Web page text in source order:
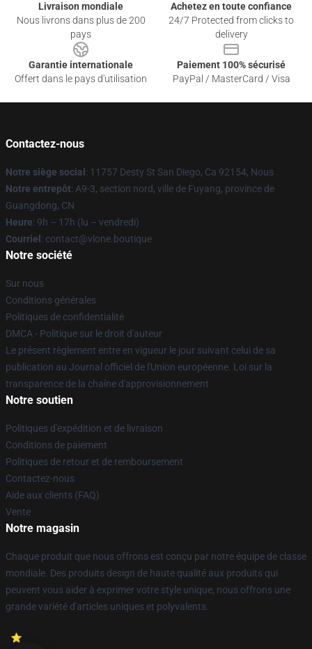
Livraison mondiale
Nous livrons dans plus de 200
pays
Achetez en toute confiance
24/7 Protected from clicks to
delivery
Garantie internationale
Offert dans le pays d'utilisation
Paiement 100% sécurisé
PayPal / MasterCard / Visa
Contactez-nous
Notre siège social : 11757 Desty St San Diego, Ca 92154, Nous
Notre entrepôt: A9-3, section nord, ville de Fuyang, province de
Guangdong, CN
Heure: 9h – 17h (lu – vendredi)
Courriel : contact@vlone.boutique
Notre société
Sur nous
Conditions générales
Politiques de confidentialité
DMCA - Politique sur le droit d'auteur
Le présent règlement entre en vigueur le jour suivant celui de sa
publication au Journal officiel de l'Union européenne. Loi sur la
transparence de la chaîne d'approvisionnement
Notre soutien
Politiques d'expédition et de livraison
Conditions de paiement
Politiques de retour et de remboursement
Contactez-nous
Aide aux clients (FAQ)
Vente
Notre magasin
Chaque produit que nous offrons est conçu par notre équipe de classe
mondiale. Des produits design de haute qualité aux produits qui
peuvent vous aider à exprimer votre style unique, nous offrons une
grande variété d'articles uniques et polyvalents.